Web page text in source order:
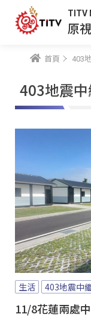
TITV
原
首頁 403
403地震
生活 403地震中
11/8花蓮兩處